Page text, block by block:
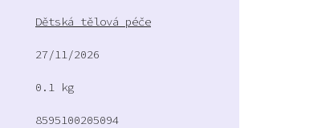
Dětská tělová péče
27/11/2026
0.1 kg
8595100205094